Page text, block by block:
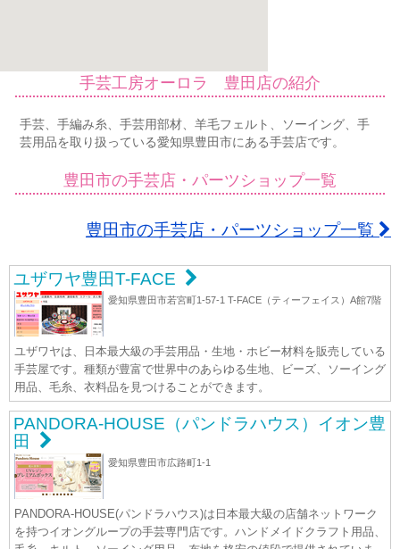
手芸工房オーロラ 豊田店の紹介
手芸、手編み糸、手芸用部材、羊毛フェルト、ソーイング、手
芸用品を取り扱っている愛知県豊田市にある手芸店です。
豊田市の手芸店・パーツショップ一覧
豊田市の手芸店・パーツショップ一覧
ユザワヤ豊田T-FACE
愛知県豊田市若宮町1-57-1 T-FACE（ティーフェイス）A館7階
ユザワヤは、日本最大級の手芸用品・生地・ホビー材料を販売している
手芸屋です。種類が豊富で世界中のあらゆる生地、ビーズ、ソーイング
用品、毛糸、衣料品を見つけることができます。
PANDORA-HOUSE（パンドラハウス）イオン豊
田
愛知県豊田市広路町1-1
PANDORA-HOUSE(パンドラハウス)は日本最大級の店舗ネットワーク
を持つイオングループの手芸専門店です。ハンドメイドクラフト用品、